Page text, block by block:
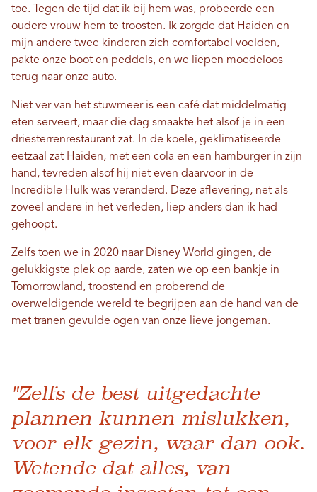
toe. Tegen de tijd dat ik bij hem was, probeerde een
oudere vrouw hem te troosten. Ik zorgde dat Haiden en
mijn andere twee kinderen zich comfortabel voelden,
pakte onze boot en peddels, en we liepen moedeloos
terug naar onze auto.
Niet ver van het stuwmeer is een café dat middelmatig
eten serveert, maar die dag smaakte het alsof je in een
driesterrenrestaurant zat. In de koele, geklimatiseerde
eetzaal zat Haiden, met een cola en een hamburger in zijn
hand, tevreden alsof hij niet even daarvoor in de
Incredible Hulk was veranderd. Deze aflevering, net als
zoveel andere in het verleden, liep anders dan ik had
gehoopt.
Zelfs toen we in 2020 naar Disney World gingen, de
gelukkigste plek op aarde, zaten we op een bankje in
Tomorrowland, troostend en proberend de
overweldigende wereld te begrijpen aan de hand van de
met tranen gevulde ogen van onze lieve jongeman.
"Zelfs de best uitgedachte
plannen kunnen mislukken,
voor elk gezin, waar dan ook.
Wetende dat alles, van